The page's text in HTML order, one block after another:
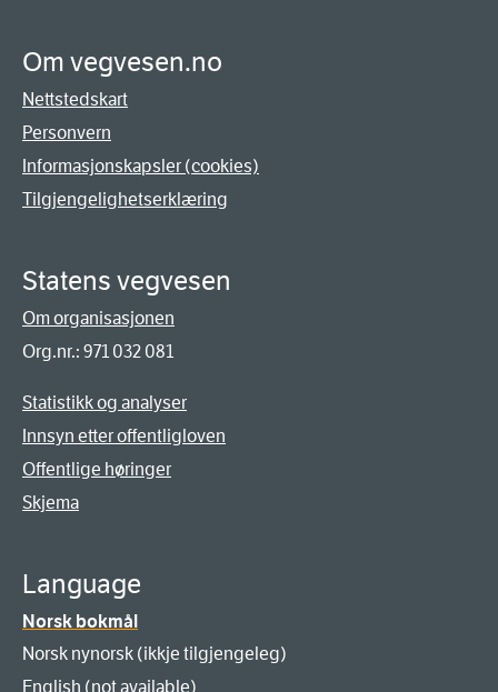
Om vegvesen.no
Nettstedskart
Personvern
Informasjonskapsler (cookies)
Tilgjengelighetserklæring
Statens vegvesen
Om organisasjonen
Org.nr.: 971 032 081
Statistikk og analyser
Innsyn etter offentligloven
Offentlige høringer
Skjema
Language
Norsk bokmål
Norsk nynorsk (ikkje tilgjengeleg)
English (not available)